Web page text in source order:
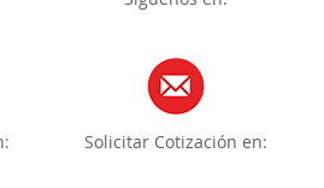
Solicitar Cotización en: